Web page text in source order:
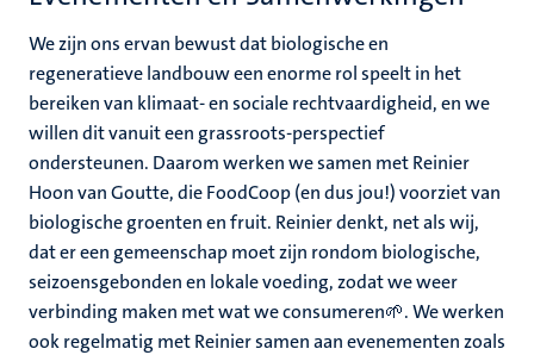
We zijn ons ervan bewust dat biologische en
regeneratieve landbouw een enorme rol speelt in het
bereiken van klimaat- en sociale rechtvaardigheid, en we
willen dit vanuit een grassroots-perspectief
ondersteunen. Daarom werken we samen met Reinier
Hoon van Goutte, die FoodCoop (en dus jou!) voorziet van
biologische groenten en fruit. Reinier denkt, net als wij,
dat er een gemeenschap moet zijn rondom biologische,
seizoensgebonden en lokale voeding, zodat we weer
verbinding maken met wat we consumeren🌱. We werken
ook regelmatig met Reinier samen aan evenementen zoals